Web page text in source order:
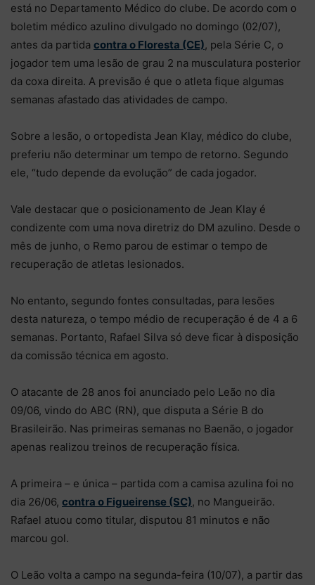
está no Departamento Médico do clube. De acordo com o
boletim médico azulino divulgado no domingo (02/07),
antes da partida contra o Floresta (CE), pela Série C, o
jogador tem uma lesão de grau 2 na musculatura posterior
da coxa direita. A previsão é que o atleta fique algumas
semanas afastado das atividades de campo.
Sobre a lesão, o ortopedista Jean Klay, médico do clube,
preferiu não determinar um tempo de retorno. Segundo
ele, “tudo depende da evolução” de cada jogador.
Vale destacar que o posicionamento de Jean Klay é
condizente com uma nova diretriz do DM azulino. Desde o
mês de junho, o Remo parou de estimar o tempo de
recuperação de atletas lesionados.
No entanto, segundo fontes consultadas, para lesões
desta natureza, o tempo médio de recuperação é de 4 a 6
semanas. Portanto, Rafael Silva só deve ficar à disposição
da comissão técnica em agosto.
O atacante de 28 anos foi anunciado pelo Leão no dia
09/06, vindo do ABC (RN), que disputa a Série B do
Brasileirão. Nas primeiras semanas no Baenão, o jogador
apenas realizou treinos de recuperação física.
A primeira – e única – partida com a camisa azulina foi no
dia 26/06, contra o Figueirense (SC), no Mangueirão.
Rafael atuou como titular, disputou 81 minutos e não
marcou gol.
O Leão volta a campo na segunda-feira (10/07), a partir das